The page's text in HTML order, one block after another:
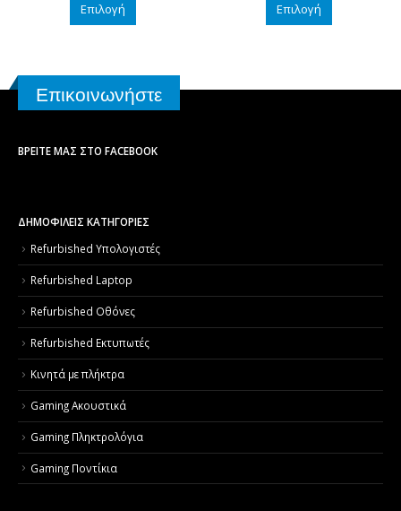
Επιλογή Επιλογή
Επικοινωνήστε
ΒΡΕΊΤΕ ΜΑΣ ΣΤΟ FACEBOOK
ΔΗΜΟΦΙΛΕΙΣ ΚΑΤΗΓΟΡΙΕΣ
Refurbished Υπολογιστές
Refurbished Laptop
Refurbished Οθόνες
Refurbished Εκτυπωτές
Κινητά με πλήκτρα
Gaming Ακουστικά
Gaming Πληκτρολόγια
Gaming Ποντίκια